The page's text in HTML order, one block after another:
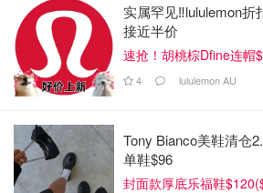
实属罕见‼️lululemon
接近半价
速抢！胡桃棕Dfine连帽
4 lululemon AU
Tony Bianco美鞋清仓
单鞋$96
封面款厚底乐福鞋